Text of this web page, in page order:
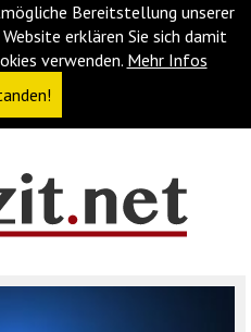
Bereitstellung unserer
erklären Sie sich damit
verwenden. Mehr Infos